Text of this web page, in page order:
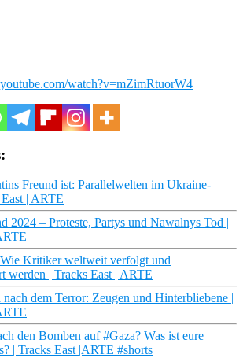
watch?v=mZimRtuorW4
Freund ist: Parallelwelten im Ukraine-
| ARTE
2024 – Proteste, Partys und Nawalnys Tod |
Kritiker weltweit verfolgt und
werden | Tracks East | ARTE
nach dem Terror: Zeugen und Hinterbliebene |
den Bomben auf #Gaza? Was ist eure
| Tracks East |ARTE #shorts